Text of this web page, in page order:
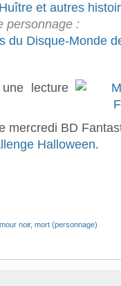
et autres
personnage :
du Disque-Monde
lecture
mercredi BD
Halloween.
noir, mort (personnage)